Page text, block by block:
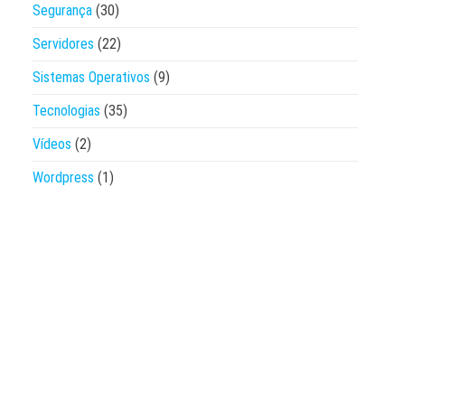
Segurança (30)
Servidores (22)
Sistemas Operativos (9)
Tecnologias (35)
Vídeos (2)
Wordpress (1)